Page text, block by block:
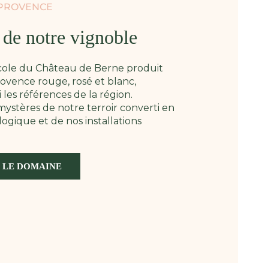
notre vignoble
du Château de Berne produit
rouge, rosé et blanc,
références de la région.
de notre terroir converti en
et de nos installations
LE DOMAINE